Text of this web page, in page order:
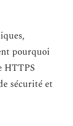
pourquoi
HTTPS
sécurité et